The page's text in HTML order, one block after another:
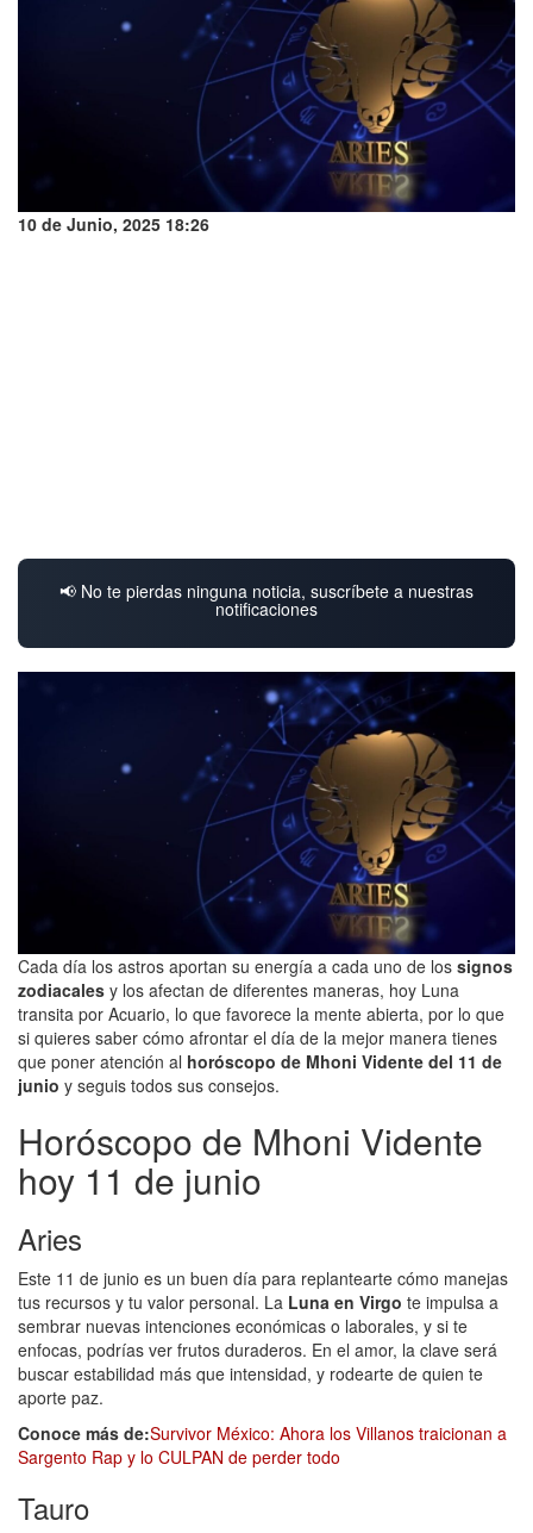
10 de Junio, 2025 18:26
📢 No te pierdas ninguna noticia, suscríbete a nuestras
notificaciones
Cada día los astros aportan su energía a cada uno de los signos
zodiacales y los afectan de diferentes maneras, hoy Luna
transita por Acuario, lo que favorece la mente abierta, por lo que
si quieres saber cómo afrontar el día de la mejor manera tienes
que poner atención al horóscopo de Mhoni Vidente del 11 de
junio y seguis todos sus consejos.
Horóscopo de Mhoni Vidente
hoy 11 de junio
Aries
Este 11 de junio es un buen día para replantearte cómo manejas
tus recursos y tu valor personal. La Luna en Virgo te impulsa a
sembrar nuevas intenciones económicas o laborales, y si te
enfocas, podrías ver frutos duraderos. En el amor, la clave será
buscar estabilidad más que intensidad, y rodearte de quien te
aporte paz.
Conoce más de:Survivor México: Ahora los Villanos traicionan a
Sargento Rap y lo CULPAN de perder todo
Tauro